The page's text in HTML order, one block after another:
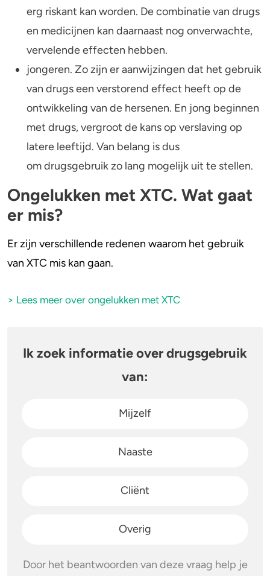
erg riskant kan worden. De combinatie van drugs
en medicijnen kan daarnaast nog onverwachte,
vervelende effecten hebben.
jongeren. Zo zijn er aanwijzingen dat het gebruik
van drugs een verstorend effect heeft op de
ontwikkeling van de hersenen. En jong beginnen
met drugs, vergroot de kans op verslaving op
latere leeftijd. Van belang is dus
om drugsgebruik zo lang mogelijk uit te stellen.
Ongelukken met XTC. Wat gaat
er mis?
Er zijn verschillende redenen waarom het gebruik
van XTC mis kan gaan.
> Lees meer over ongelukken met XTC
Ik zoek informatie over drugsgebruik
van:
Mijzelf
Naaste
Cliënt
Overig
Door het beantwoorden van deze vraag help je